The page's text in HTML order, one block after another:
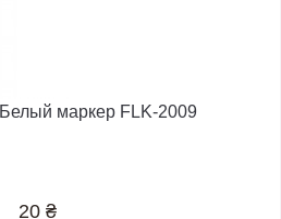
Белый маркер FLK-2009
20 ₴